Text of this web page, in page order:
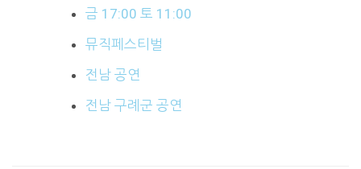
금 17:00 토 11:00
뮤직페스티벌
전남 공연
전남 구례군 공연